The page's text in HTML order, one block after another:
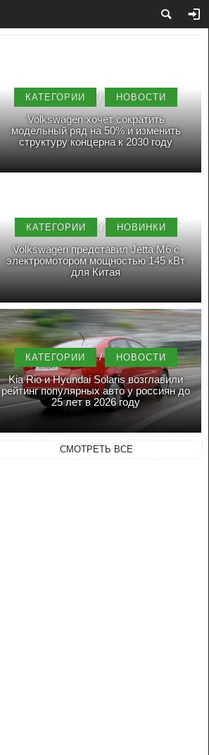
КАТЕГОРИИ / НОВОСТИ
Volkswagen хочет сократить
модельный ряд на 50% и изменить
структуру концерна к 2030 году
КАТЕГОРИИ / НОВИНКИ
Volkswagen представил Jetta M6 с
электромотором мощностью 145 кВт
для Китая
КАТЕГОРИИ / НОВОСТИ
Kia Rio и Hyundai Solaris возглавили
рейтинг популярных авто у россиян до
25 лет в 2026 году
СМОТРЕТЬ ВСЕ